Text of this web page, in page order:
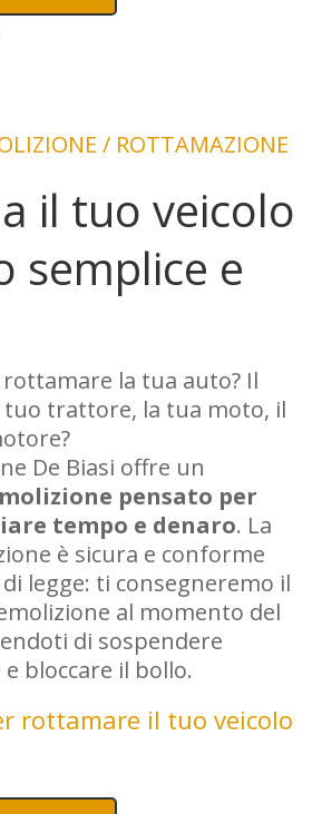
/ ROTTAMAZIONE
il tuo veicolo
semplice e
la tua auto? Il
trattore, la tua moto, il
De Biasi offre un
pensato per
tempo e denaro. La
è sicura e conforme
legge: ti consegneremo il
al momento del
di sospendere
bloccare il bollo.
rottamare il tuo veicolo